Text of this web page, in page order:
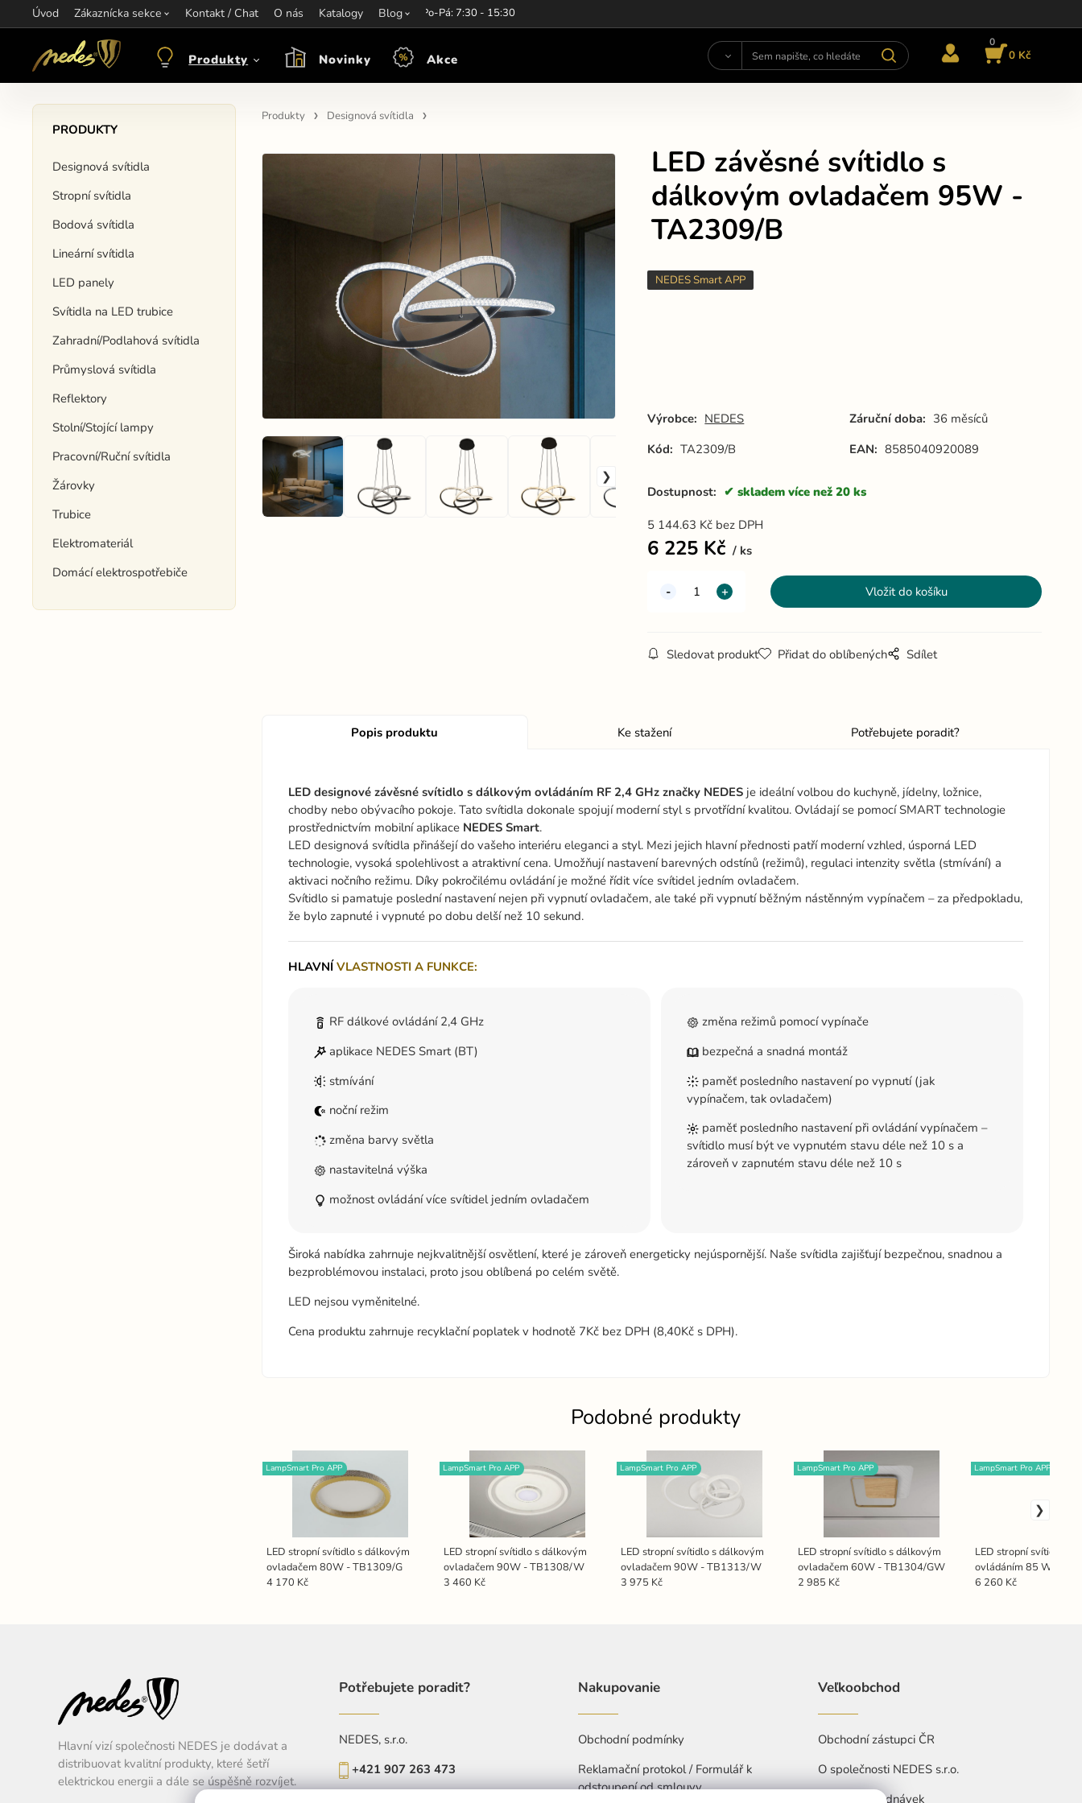
Úvod Zákaznícka sekce Kontakt / Chat O nás Katalogy Blog
Informace:objednavkacz@nedes.sk Kontakt:+421 907 263 473Otevírací hodiny: Po-Pá: 7:30 - 15:30
Produkty Novinky Akce
0
0 Kč
PRODUKTY
Designová svítidla
Stropní svítidla
Bodová svítidla
Lineární svítidla
LED panely
Svítidla na LED trubice
Zahradní/Podlahová svítidla
Průmyslová svítidla
Reflektory
Stolní/Stojící lampy
Pracovní/Ruční svítidla
Žárovky
Trubice
Elektromateriál
Domácí elektrospotřebiče
Produkty Designová svítidla
LED závěsné svítidlo s
dálkovým ovladačem 95W -
TA2309/B
NEDES Smart APP
Výrobce: NEDES Záruční doba: 36 měsíců
Kód: TA2309/B EAN: 8585040920089
Dostupnost: skladem více než 20 ks
5 144.63 Kč bez DPH
6 225 Kč ks
Sledovat produkt Přidat do oblíbených Sdílet
Popis produktu Ke stažení Potřebujete poradit?
LED designové závěsné svítidlo s dálkovým ovládáním RF 2,4 GHz značky NEDESje ideální volbou do kuchyně, jídelny, ložnice,
chodby nebo obývacího pokoje. Tato svítidla dokonale spojují moderní styl s prvotřídní kvalitou. Ovládají se pomocí SMART technologie
prostřednictvím mobilní aplikace NEDES Smart.
LED designová svítidla přinášejí do vašeho interiéru eleganci a styl. Mezi jejich hlavní přednosti patří moderní vzhled, úsporná LED
technologie, vysoká spolehlivost a atraktivní cena. Umožňují nastavení barevných odstínů (režimů), regulaci intenzity světla (stmívání) a
aktivaci nočního režimu. Díky pokročilému ovládání je možné řídit více svítidel jedním ovladačem.
Svítidlo si pamatuje poslední nastavení nejen při vypnutí ovladačem, ale také při vypnutí běžným nástěnným vypínačem – za předpokladu,
že bylo zapnuté i vypnuté po dobu delší než 10 sekund.
HLAVNÍ VLASTNOSTI A FUNKCE:
RF dálkové ovládání 2,4 GHz
aplikace NEDES Smart (BT)
stmívání
noční režim
změna barvy světla
nastavitelná výška
možnost ovládání více svítidel jedním ovladačem
změna režimů pomocí vypínače
bezpečná a snadná montáž
paměť posledního nastavení po vypnutí (jak
vypínačem, tak ovladačem)
paměť posledního nastavení při ovládání vypínačem –
svítidlo musí být ve vypnutém stavu déle než 10 s a
zároveň v zapnutém stavu déle než 10 s
Široká nabídka zahrnuje nejkvalitnější osvětlení, které je zároveň energeticky nejúspornější. Naše svítidla zajišťují bezpečnou, snadnou a
bezproblémovou instalaci, proto jsou oblíbená po celém světě.
LED nejsou vyměnitelné.
Cena produktu zahrnuje recyklační poplatek v hodnotě 7Kč bez DPH (8,40Kč s DPH).
Podobné produkty
LED stropní svítidlo s dálkovým
ovladačem 80W - TB1309/G
LampSmart Pro APP
4 170 Kč
LED stropní svítidlo s dálkovým
ovladačem 90W - TB1308/W
LampSmart Pro APP
3 460 Kč
LED stropní svítidlo s dálkovým
ovladačem 90W - TB1313/W
LampSmart Pro APP
3 975 Kč
LED stropní svítidlo s dálkovým
ovladačem 60W - TB1304/GW
LampSmart Pro APP
2 985 Kč
LED stropní svítidlo s
ovládáním 85 W –
LampSmart Pro APP
6 260 Kč
Hlavní vizí společnosti NEDES je dodávat a
distribuovat kvalitní produkty, které šetří
elektrickou energii a dále se úspěšně rozvíjet.
Potřebujete poradit?
NEDES, s.r.o.
+421 907 263 473
Nakupovanie
Obchodní podmínky
Reklamační protokol / Formulář k
odstoupení od smlouvy
Veľkoobchod
Obchodní zástupci ČR
O společnosti NEDES s.r.o.
Přehled objednávek